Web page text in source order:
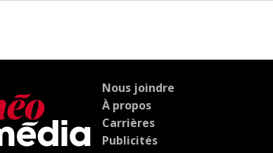
Nous joindre
À propos
Carrières
Publicités